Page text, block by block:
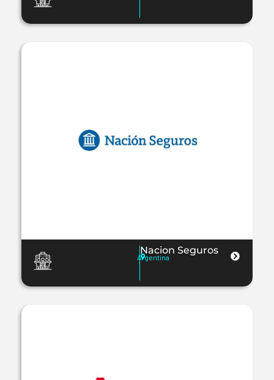
Nacion Seguros
Argentina